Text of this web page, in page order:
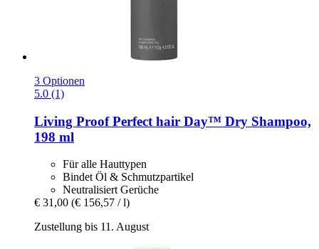
3 Optionen
5.0 (1)
Living ProofPerfect hair Day™ Dry Shampoo,
198 ml
Für alle Hauttypen
Bindet Öl & Schmutzpartikel
Neutralisiert Gerüche
€ 31,00 (€ 156,57 / l)
Zustellung bis 11. August